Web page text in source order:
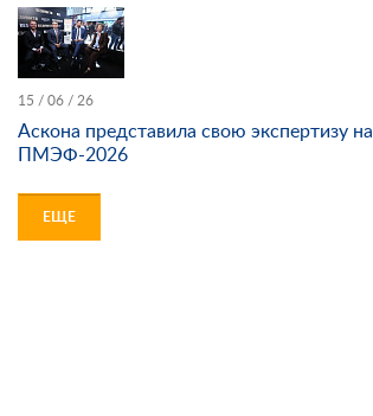
15 / 06 / 26
Аскона представила свою экспертизу на
ПМЭФ-2026
ЕЩЕ